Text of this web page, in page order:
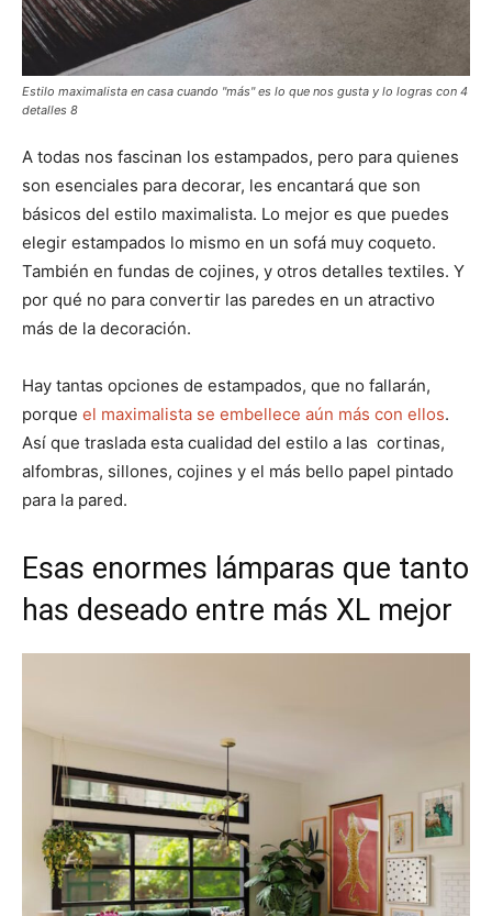
Estilo maximalista en casa cuando "más" es lo que nos gusta y lo logras con 4
detalles 8
A todas nos fascinan los estampados, pero para quienes
son esenciales para decorar, les encantará que son
básicos del estilo maximalista. Lo mejor es que puedes
elegir estampados lo mismo en un sofá muy coqueto.
También en fundas de cojines, y otros detalles textiles. Y
por qué no para convertir las paredes en un atractivo
más de la decoración.
Hay tantas opciones de estampados, que no fallarán,
porque el maximalista se embellece aún más con ellos.
Así que traslada esta cualidad del estilo a las cortinas,
alfombras, sillones, cojines y el más bello papel pintado
para la pared.
Esas enormes lámparas que tanto
has deseado entre más XL mejor